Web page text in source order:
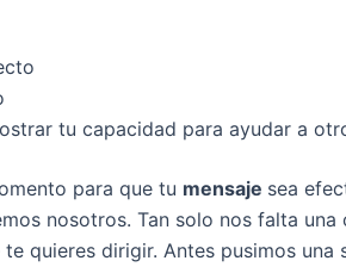
tu capacidad para ayudar a
para que tu mensaje sea
nosotros. Tan solo nos falta una
te quieres dirigir. Antes pusimos una